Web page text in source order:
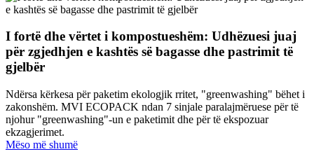
I fortë dhe vërtet i kompostueshëm: Udhëzuesi juaj
për zgjedhjen e kashtës së bagasse dhe pastrimit të
gjelbër
Ndërsa kërkesa për paketim ekologjik rritet, "greenwashing" bëhet i
zakonshëm. MVI ECOPACK ndan 7 sinjale paralajmëruese për të
njohur "greenwashing"-un e paketimit dhe për të ekspozuar
ekzagjerimet.
Mëso më shumë